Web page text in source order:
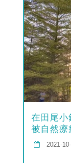
在田尾小
被自然療
2021-